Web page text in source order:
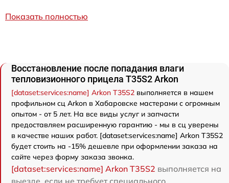
Показать полностью
Восстановление после попадания влаги
тепловизионного прицела T35S2 Arkon
[dataset:services:name] Arkon T35S2 выполняется в нашем
профильном сц Arkon в Хабаровске мастерами с огромным
опытом - от 5 лет. На все виды услуг и запчасти
предоставляем расширенную гарантию - мы в сц уверены
в качестве наших работ. [dataset:services:name] Arkon T35S2
будет стоить на -15% дешевле при оформлении заказа на
сайте через форму заказа звонка.
[dataset:services:name] Arkon T35S2 выполняется на